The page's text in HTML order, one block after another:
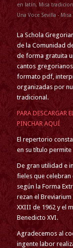
en latín, Misa
Una Voce Sevilla -
La Schola
de la Comunidad
de forma gratuita
cantos
formato pdf,
organizadas por
tradicional.
PARA DESCARGAR
PINCHAR AQUÍ
El repertorio
en su título
De gran utilidad e
fieles que celebran
según la Forma
rezan el Breviarium
XXIII de 1962 y el
Benedicto XVI.
Agradecemos al
ingente labor